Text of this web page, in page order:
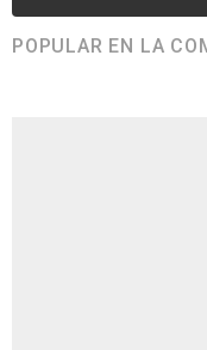
POPULAR EN LA